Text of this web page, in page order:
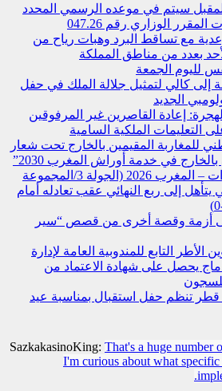
سیتم في موعده الرسمي المحدد
الوزاري رقم 047.26
مع تساقط البرد وهبات رياح من
بعدد من مناطق المملكة
لليوم الجمعة
إلى كالي لتمثيل جلالة الملك في حفل
الجديد
إعادة القاصرين غير المرفوقين
التعليمات الملكية السامية
للمغاربة المقيمين بالخارج تحت شعار
في خدمة أوراش المغرب 2030”
كأس إفريقيا للسيدات – المغرب 2026 (الجولة 3/المجموعة
يتأهل إلى ربع النهائي عقب تعادله أمام
أزمة وقصة أخرى من قصص “سير
الأطر التابع للمندوبية العامة لإدارة
يحصل على شهادة الاعتماد من
للسجون
تنظم حفل استقبال بمناسبة عيد
SazkakasinoKing: That's a huge number
I'm curious about what